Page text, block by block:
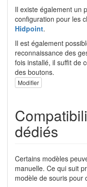
Il existe également un
configuration pour les
Hidpoint.
Il est également
reconnaissance des
fois installé, il suffit de
des boutons.
Modifier
dédiés
Certains modèles
manuelle. Ce qui suit
modèle de souris pour